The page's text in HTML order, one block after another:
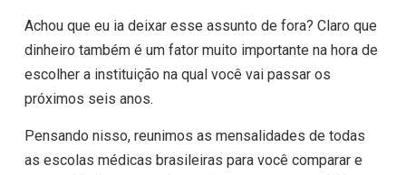
Achou que eu ia deixar esse assunto de fora? Claro que
dinheiro também é um fator muito importante na hora de
escolher a instituição na qual você vai passar os
próximos seis anos.
Pensando nisso, reunimos as mensalidades de todas
as escolas médicas brasileiras para você comparar e